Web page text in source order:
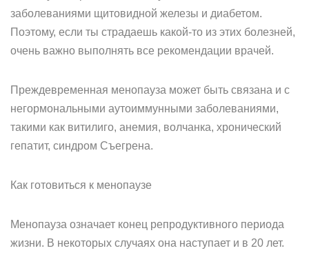
заболеваниями щитовидной железы и диабетом.
Поэтому, если ты страдаешь какой-то из этих болезней,
очень важно выполнять все рекомендации врачей.
Преждевременная менопауза может быть связана и с
негормональными аутоиммунными заболеваниями,
такими как витилиго, анемия, волчанка, хронический
гепатит, синдром Съегрена.
Как готовиться к менопаузе
Менопауза означает конец репродуктивного периода
жизни. В некоторых случаях она наступает и в 20 лет.